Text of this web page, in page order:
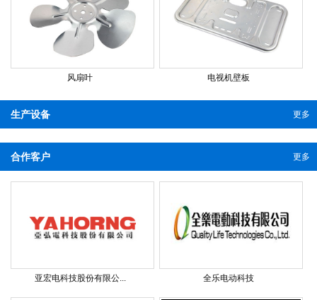
风扇叶 电视机壁板
更多
生产设备
更多
合作客户
亚宏电科技股份有限公... 全乐电动科技